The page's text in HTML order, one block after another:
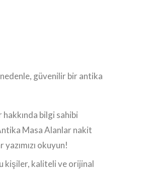
güvenilir bir antika
bilgi sahibi
Masa Alanlar nakit
okuyun!
kişiler, kaliteli ve orijinal